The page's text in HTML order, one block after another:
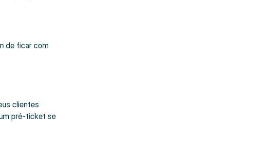
de ficar com
clientes
pré-ticket se